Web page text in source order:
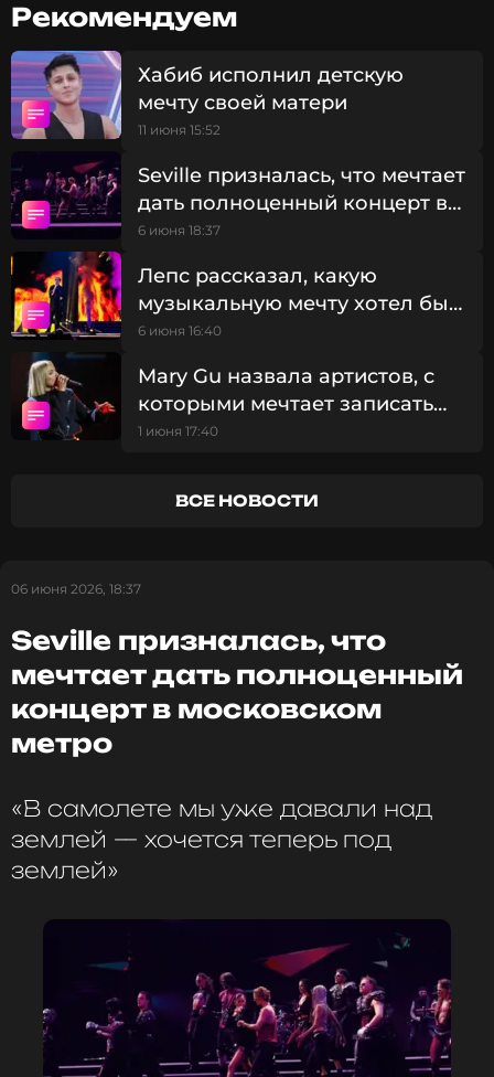
убрала в низкий пучок, оставив игривую прядь на
левой стороне лица. Ее родители предстали в
гармоничных образах: на отце — иссиня-черный
пиджак, белая футболка, джинсы и шоколадные
туфли, а на матери — черное платье с
леопардовым принтом, черная сумочка через
плечо и босоножки в тон на высокой танкетке.
ФОТО: личный Telegram-канал Клавы Коки
«Я шла к этому много-много лет. Сегодня
дом!!!!»—подписаласемейный портрет Клава
Поклонники исполнительницы хитов «Покинула
чат» и «Замуж» принялись оставлять
восторженные комментарии, число которых
Рекомендуем
Хабиб исполнил детскую
мечту своей матери
11 июня 15:52
Seville призналась, что мечтает
дать полноценный концерт в
московском метро
6 июня 18:37
Лепс рассказал, какую
музыкальную мечту хотел бы
воплотить
6 июня 16:40
Mary Gu назвала артистов, с
которыми мечтает записать
фит
1 июня 17:40
ВСЕ НОВОСТИ
06 июня 2026, 18:37
Seville призналась, что
мечтает дать полноценный
концерт в московском
метро
«В самолете мы уже давали над
землей — хочется теперь под
землей»